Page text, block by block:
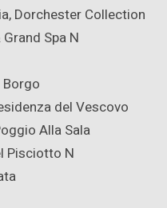
Dorchester Collection
Spa N
del Vescovo
Alla Sala
Pisciotto N